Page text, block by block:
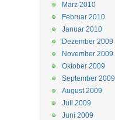
März 2010
Februar 2010
Januar 2010
Dezember 2009
November 2009
Oktober 2009
September 2009
August 2009
Juli 2009
Juni 2009